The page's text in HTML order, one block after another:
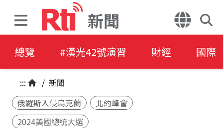
新聞
總覽 #漢光42號演習 財經 國際
::: / 新聞
俄羅斯入侵烏克蘭
北約峰會
2024美國總統大選